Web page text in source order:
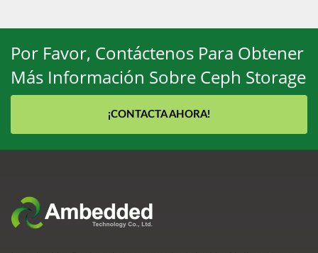
Por Favor, Contáctenos Para Obtener
Más Información Sobre Ceph Storage
¡CONTACTA AHORA!